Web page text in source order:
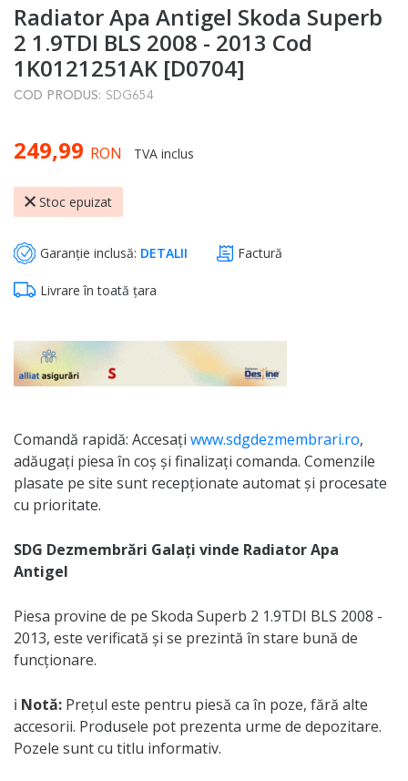
to
the
beginning
of
the
gallery
Radiator Apa Antigel Skoda Superb
2 1.9TDI BLS 2008 - 2013 Cod
1K0121251AK [D0704]
COD PRODUS: SDG654
249,99 RON TVA inclus
Stoc epuizat
Garanție inclusă: DETALII Factură
Livrare în toată țara
Comandă rapidă: Accesați www.sdgdezmembrari.ro,
adăugați piesa în coș și finalizați comanda. Comenzile
plasate pe site sunt recepționate automat și procesate
cu prioritate.
SDG Dezmembrări Galați vinde Radiator Apa
Antigel
Piesa provine de pe Skoda Superb 2 1.9TDI BLS 2008 -
2013, este verificată și se prezintă în stare bună de
funcționare.
ℹ️ Notă: Prețul este pentru piesă ca în poze, fără alte
accesorii. Produsele pot prezenta urme de depozitare.
Pozele sunt cu titlu informativ.